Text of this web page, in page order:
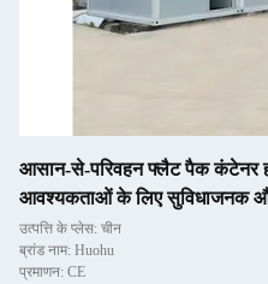
आसान-से-परिवहन फ्लैट पैक कंटेनर
आवश्यकताओं के लिए सुविधाजनक
उत्पत्ति के प्लेस: चीन
ब्रांड नाम: Huohu
प्रमाणन: CE